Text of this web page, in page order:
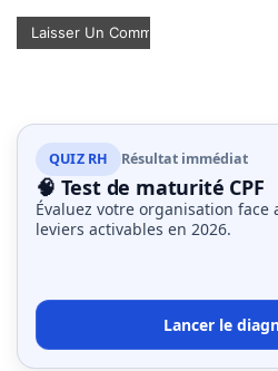
QUIZ RH Résultat immédiat
🧠 Test de maturité CPF
Évaluez votre organisation face
leviers activables en 2026.
Lancer le